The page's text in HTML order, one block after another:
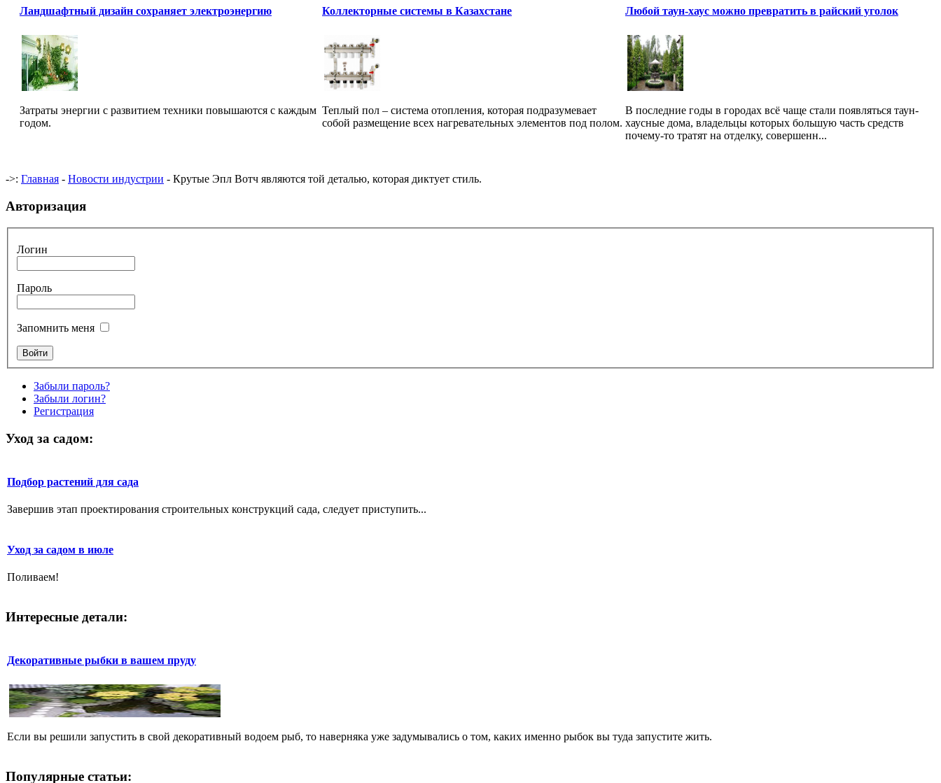
Ландшафтный дизайн сохраняет электроэнергию
Затраты энергии с развитием техники повышаются с каждым
годом.
Коллекторные системы в Казахстане
Теплый пол – система отопления, которая подразумевает
собой размещение всех нагревательных элементов под полом.
Любой таун-хаус можно превратить в райский уголок
В последние годы в городах всё чаще стали появляться таун-
хаусные дома, владельцы которых большую часть средств
почему-то тратят на отделку, совершенн...
->: Главная - Новости индустрии - Крутые Эпл Вотч являются той деталью, которая диктует стиль.
Авторизация
Логин
Пароль
Запомнить меня
Забыли пароль?
Забыли логин?
Регистрация
Уход за садом:
Подбор растений для сада
Завершив этап проектирования строительных конструкций сада, следует приступить...
Уход за садом в июле
Поливаем!
Интересные детали:
Декоративные рыбки в вашем пруду
Если вы решили запустить в свой декоративный водоем рыб, то наверняка уже задумывались о том, каких именно рыбок вы туда запустите жить.
Популярные статьи: